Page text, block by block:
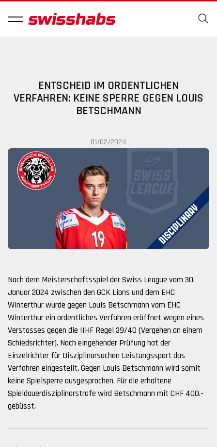
ENTSCHEID IM ORDENTLICHEN
VERFAHREN: KEINE SPERRE GEGEN LOUIS
BETSCHMANN
01/02/2024
Nach dem Meisterschaftsspiel der Swiss League vom 30.
Januar 2024 zwischen den GCK Lions und dem EHC
Winterthur wurde gegen Louis Betschmann vom EHC
Winterthur ein ordentliches Verfahren eröffnet wegen eines
Verstosses gegen die IIHF Regel 39/40 (Vergehen an einem
Schiedsrichter). Nach eingehender Prüfung hat der
Einzelrichter für Disziplinarsachen Leistungssport das
Verfahren eingestellt. Gegen Louis Betschmann wird somit
keine Spielsperre ausgesprochen. Für die erhaltene
Spieldauerdisziplinarstrafe wird Betschmann mit CHF 400.-
gebüsst.